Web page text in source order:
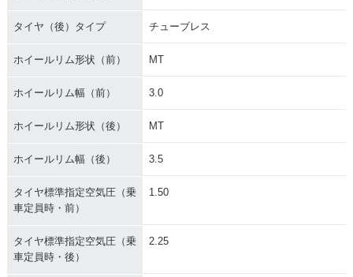
タイヤ（後）タイプ チューブレス
ホイールリム形状（前） MT
ホイールリム幅（前） 3.0
ホイールリム形状（後） MT
ホイールリム幅（後） 3.5
タイヤ標準指定空気圧（乗
車定員時・前）
1.50
タイヤ標準指定空気圧（乗
車定員時・後）
2.25